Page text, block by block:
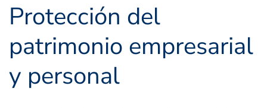
Protección del
patrimonio empresarial
y personal